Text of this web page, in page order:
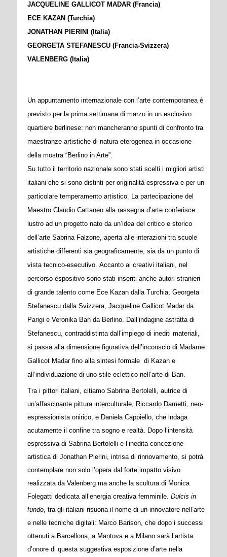
JACQUELINE GALLICOT MADAR (Francia)
ECE KAZAN (Turchia)
JONATHAN PIERINI (Italia)
GEORGETA STEFANESCU (Francia-Svizzera)
VALENBERG (Italia)
Un appuntamento internazionale con l’arte contemporanea è
previsto per la prima settimana di marzo in un esclusivo
quartiere berlinese: non mancheranno spunti di confronto tra
maestranze artistiche di natura eterogenea in occasione
della mostra “Berlino in Arte”.
Su tutto il territorio nazionale sono stati scelti i migliori artisti
italiani che si sono distinti per originalità espressiva e per un
particolare temperamento artistico. La partecipazione del
Maestro Claudio Cattaneo alla rassegna d’arte conferisce
lustro ad un progetto nato da un’idea del critico e storico
dell’arte Sabrina Falzone, aperta alle interazioni tra scuole
artistiche differenti sia geograficamente, sia da un punto di
vista tecnico-esecutivo. Accanto ai creativi italiani, nel
percorso espositivo sono stati inseriti anche autori stranieri
di grande talento come Ece Kazan dalla Turchia, Georgeta
Stefanescu dalla Svizzera, Jacqueline Gallicot Madar da
Parigi e Veronika Ban da Berlino. Dall’indagine astratta di
Stefanescu, contraddistinta dall’impiego di inediti materiali,
si passa alla dimensione figurativa dell’inconscio di Madame
Gallicot Madar fino alla sintesi formale di Kazan e
all’individuazione di uno stile eclettico nell’arte di Ban.
Tra i pittori italiani, citiamo Sabrina Bertolelli, autrice di
un’affascinante pittura interculturale, Riccardo Dametti, neo-
espressionista onirico, e Daniela Cappiello, che indaga
acutamente il confine tra sogno e realtà. Dopo l’intensità
espressiva di Sabrina Bertolelli e l’inedita concezione
artistica di Jonathan Pierini, intrisa di rinnovamento, si potrà
contemplare non solo l’opera dal forte impatto visivo
realizzata da Valenberg ma anche la scultura di Monica
Folegatti dedicata all’energia creativa femminile. Dulcis in
fundo, tra gli italiani risuona il nome di un innovatore nell’arte
e nelle tecniche digitali: Marco Barison, che dopo i successi
ottenuti a Barcellona, a Mantova e a Milano sarà l’artista
d’onore di questa suggestiva esposizione d’arte nella